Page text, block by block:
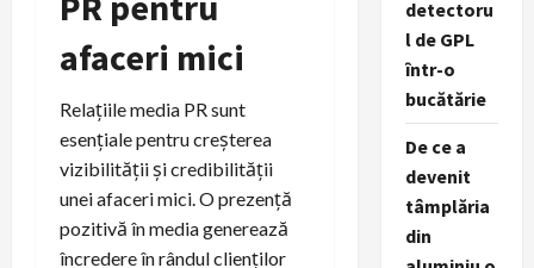
afaceri mici
Relațiile media PR sunt
esențiale pentru creșterea
vizibilității și credibilității
unei afaceri mici. O prezență
pozitivă în media generează
încredere în rândul clienților
detectoru
l de GPL
într-o
bucătărie
De ce a
devenit
tâmplăria
din